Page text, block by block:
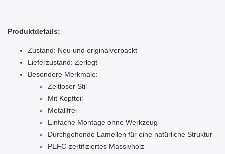
Produktdetails:
Zustand: Neu und originalverpackt
Lieferzustand: Zerlegt
Besondere Merkmale:
Zeitloser Stil
Mit Kopfteil
Metallfrei
Einfache Montage ohne Werkzeug
Durchgehende Lamellen für eine natürliche Struktur
PEFC-zertifiziertes Massivholz